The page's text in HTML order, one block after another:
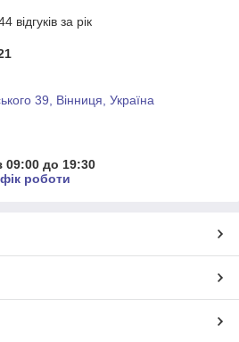
відгуків за рік
39, Вінниця, Україна
09:00 до 19:30
роботи